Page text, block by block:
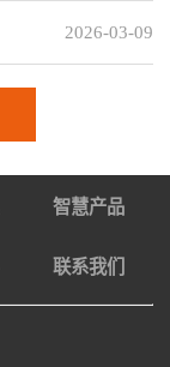
2026-03-09
智慧产品
联系我们